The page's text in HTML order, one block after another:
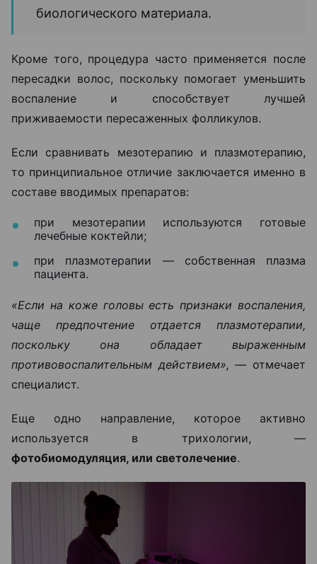
биологического материала.
Кроме того, процедура часто применяется после
пересадки волос, поскольку помогает уменьшить
воспаление и способствует лучшей
приживаемости пересаженных фолликулов.
Если сравнивать мезотерапию и плазмотерапию,
то принципиальное отличие заключается именно в
составе вводимых препаратов:
при мезотерапии используются готовые
лечебные коктейли;
при плазмотерапии — собственная плазма
пациента.
«Если на коже головы есть признаки воспаления,
чаще предпочтение отдается плазмотерапии,
поскольку она обладает выраженным
противовоспалительным действием», — отмечает
специалист.
Еще одно направление, которое активно
используется в трихологии, —
фотобиомодуляция, или светолечение.